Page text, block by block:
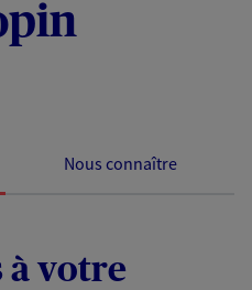
Nous connaître
à votre